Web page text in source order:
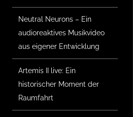
Neutral Neurons – Ein
audioreaktives Musikvideo
aus eigener Entwicklung
Artemis II live: Ein
historischer Moment der
Raumfahrt